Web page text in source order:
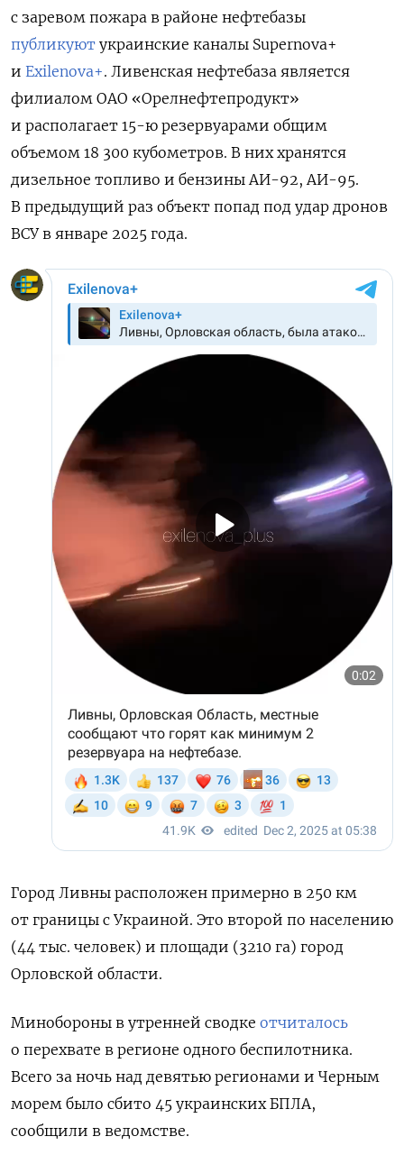
с заревом пожара в районе нефтебазы
публикуют украинские каналы Supernova+
и Exilenova+. Ливенская нефтебаза является
филиалом ОАО «Орелнефтепродукт»
и располагает 15-ю резервуарами общим
объемом 18 300 кубометров. В них хранятся
дизельное топливо и бензины АИ-92, АИ-95.
В предыдущий раз объект попад под удар дронов
ВСУ в январе 2025 года.
Город Ливны расположен примерно в 250 км
от границы с Украиной. Это второй по населению
(44 тыс. человек) и площади (3210 га) город
Орловской области.
Минобороны в утренней сводке отчиталось
о перехвате в регионе одного беспилотника.
Всего за ночь над девятью регионами и Черным
морем было сбито 45 украинских БПЛА,
сообщили в ведомстве.